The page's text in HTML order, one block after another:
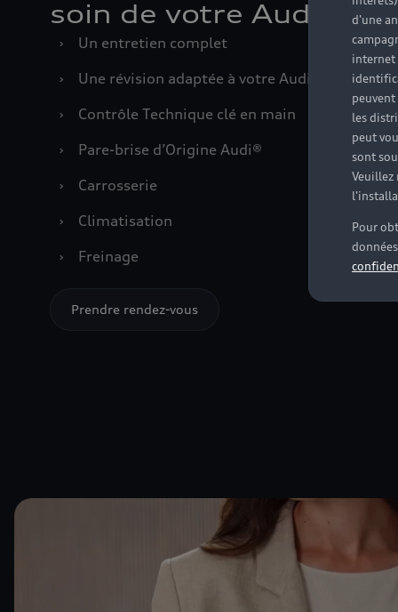
d'une
internet
peuvent
les
peut
sont
Veuillez
Pour
soin de votre Audi
›
Un entretien complet
›
Une révision adaptée à votre Audi
›
Contrôle Technique clé en main
›
Pare-brise d’Origine Audi®
›
Carrosserie
›
Climatisation
›
Freinage
Prendre rendez-vous